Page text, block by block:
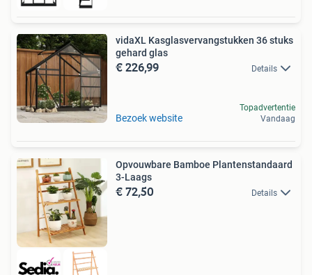
vidaXL Kasglasvervangstukken 36 stuks
gehard glas
€ 226,99 Details
Bezoek website
Topadvertentie
Vandaag
Opvouwbare Bamboe Plantenstandaard
3-Laags
€ 72,50 Details